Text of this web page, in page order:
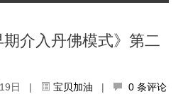
期介入丹佛模式》第二
19日 | 宝贝加油 |
0 条评论